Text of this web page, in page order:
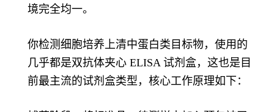
境完全均一。
你检测细胞培养上清中蛋白类目标物，使用的
几乎都是双抗体夹心 ELISA 试剂盒，这也是目
前最主流的试剂盒类型，核心工作原理如下：